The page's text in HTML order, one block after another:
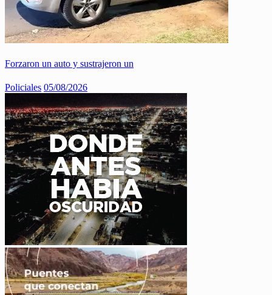
Forzaron un auto y sustrajeron un
Policiales 05/08/2026